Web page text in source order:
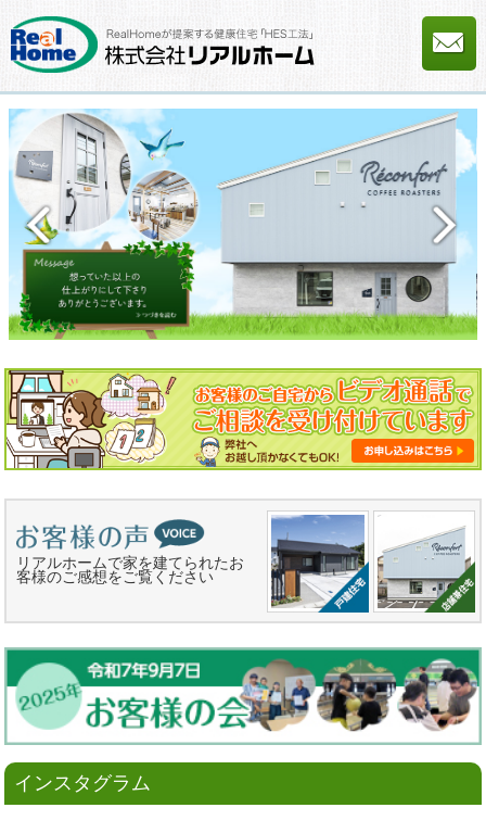
リアルホームで家を建てられたお
客様のご感想をご覧ください
インスタグラム